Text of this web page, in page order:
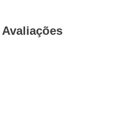
Avaliações